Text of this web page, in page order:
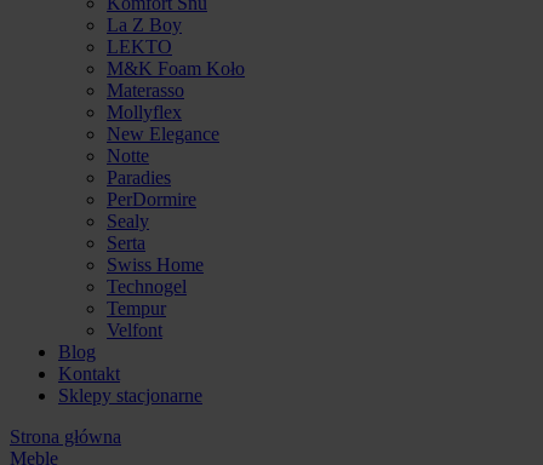
La Z Boy
LEKTO
M&K Foam Koło
Materasso
Mollyflex
New Elegance
Notte
Paradies
PerDormire
Sealy
Serta
Swiss Home
Technogel
Tempur
Velfont
Blog
Kontakt
Sklepy stacjonarne
Strona główna
Meble